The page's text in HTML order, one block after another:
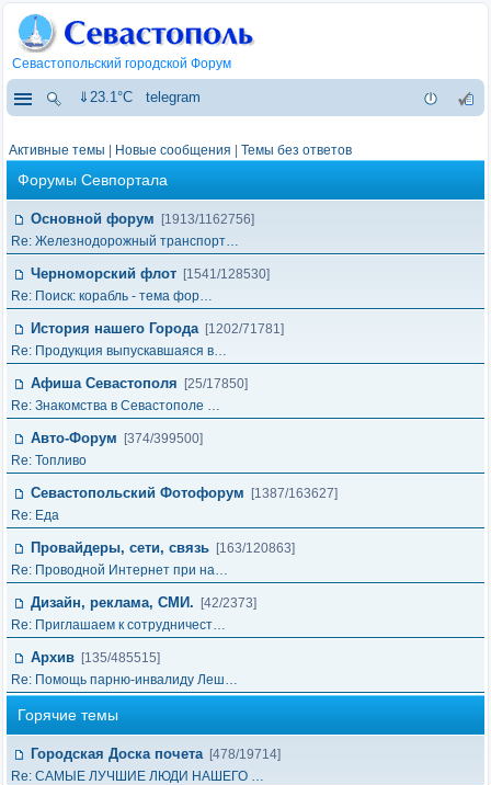
Севастопольский городской Форум
⇓23.1°C telegram
Активные темы Новые сообщения Темы без ответов
Форумы Севпортала
Основной форум
[1913/1162756]
Re: Железнодорожный транспорт…
Черноморский флот [1541/128530]
Re: Поиск: корабль - тема фор…
История нашего Города [1202/71781]
Re: Продукция выпускавшаяся в…
Афиша Севастополя
[25/17850]
Re: Знакомства в Севастополе …
Авто-Форум
[374/399500]
Re: Топливо
Севастопольский Фотофорум
[1387/163627]
Re: Еда
Провайдеры, сети, связь [163/120863]
Re: Проводной Интернет при на…
Дизайн, реклама, СМИ.
[42/2373]
Re: Приглашаем к сотрудничест…
Архив [135/485515]
Re: Помощь парню-инвалиду Леш…
Горячие темы
Городская Доска почета [478/19714]
Re: САМЫЕ ЛУЧШИЕ ЛЮДИ НАШЕГО …